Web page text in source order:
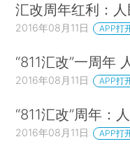
汇改周年红利：
2016年08月11日 APP打
“811汇改”一周年
2016年08月11日 APP打
“811汇改”周年：
2016年08月11日 APP打